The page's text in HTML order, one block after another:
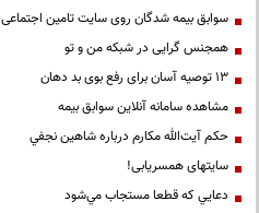
سوابق بیمه شدگان روی سایت تامین اجتماعی
همجنس گرایی در شبکه من و تو
13 توصیه آسان برای رفع بوی بد دهان
مشاهده سامانه آنلاين سوابق بیمه
حكم آيت‌الله مكارم درباره شاهين نجفي
سایتهای همسریابی!
دعايي كه قطعا مستجاب مي‌شود